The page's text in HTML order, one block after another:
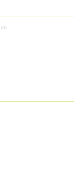
(0)